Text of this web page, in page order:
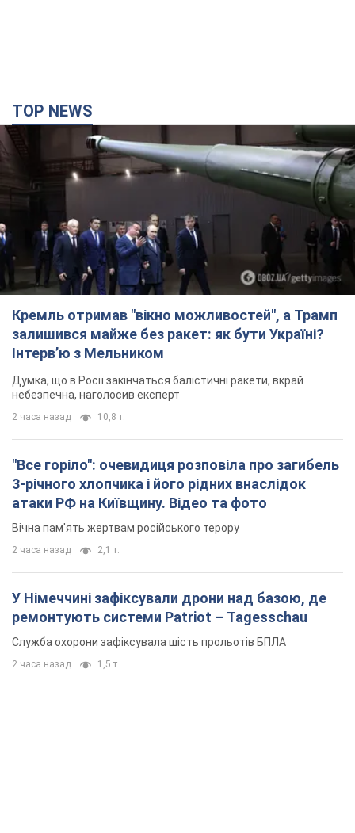
TOP NEWS
Кремль отримав "вікно можливостей", а Трамп
залишився майже без ракет: як бути Україні?
Інтерв’ю з Мельником
Думка, що в Росії закінчаться балістичні ракети, вкрай
небезпечна, наголосив експерт
2 часа назад 10,8 т.
"Все горіло": очевидиця розповіла про загибель
3-річного хлопчика і його рідних внаслідок
атаки РФ на Київщину. Відео та фото
Вічна пам'ять жертвам російського терору
2 часа назад 2,1 т.
У Німеччині зафіксували дрони над базою, де
ремонтують системи Patriot – Tagesschau
Служба охорони зафіксувала шість прольотів БПЛА
2 часа назад 1,5 т.